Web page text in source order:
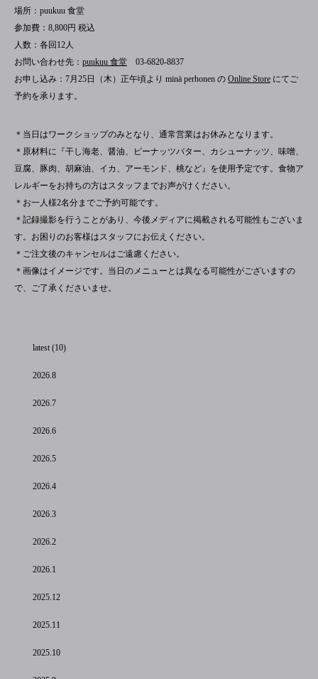
場所：puukuu 食堂
参加費：8,800円 税込
人数：各回12人
お問い合わせ先： puukuu 食堂 03-6820-8837
お申し込み：7月25日（木）正午頃より minä perhonen の Online Store にてご
予約を承ります。
＊当日はワークショップのみとなり、通常営業はお休みとなります。
＊原材料に『干し海老、醤油、ピーナッツバター、カシューナッツ、味噌、
豆腐、豚肉、胡麻油、イカ、アーモンド、桃など』を使用予定です。食物ア
レルギーをお持ちの方はスタッフまでお声がけください。
＊お一人様2名分までご予約可能です。
＊記録撮影を行うことがあり、今後メディアに掲載される可能性もございま
す。お困りのお客様はスタッフにお伝えください。
＊ご注文後のキャンセルはご遠慮ください。
＊画像はイメージです。当日のメニューとは異なる可能性がございますの
で、ご了承くださいませ。
latest (10)
2026.8
2026.7
2026.6
2026.5
2026.4
2026.3
2026.2
2026.1
2025.12
2025.11
2025.10